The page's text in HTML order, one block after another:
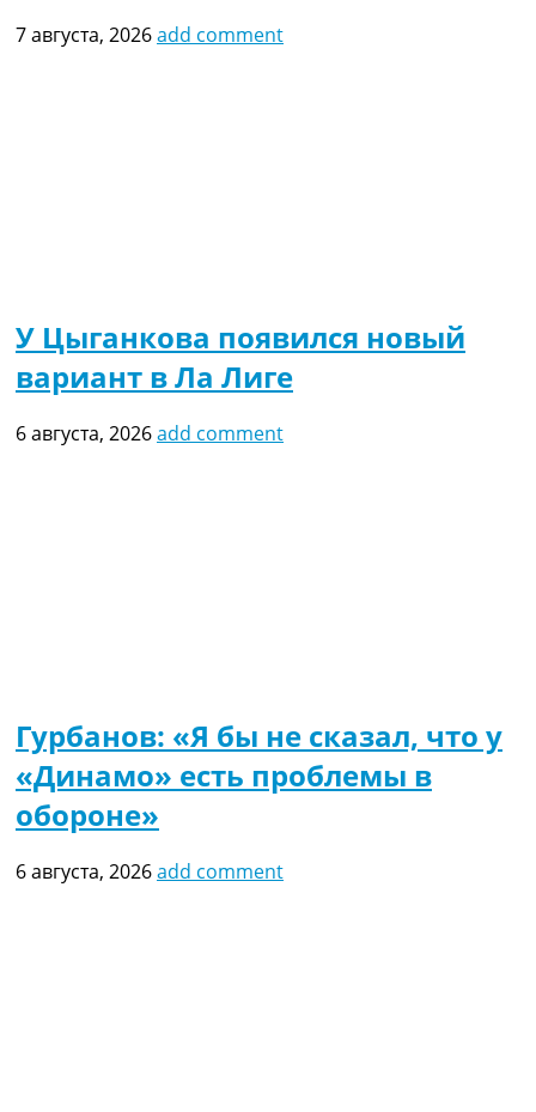
7 августа, 2026add comment
У Цыганкова появился новый
вариант в Ла Лиге
6 августа, 2026add comment
Гурбанов: «Я бы не сказал, что у
«Динамо» есть проблемы в
обороне»
6 августа, 2026add comment